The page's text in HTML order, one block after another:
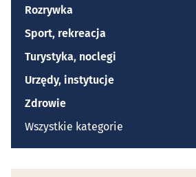
Rozrywka
Sport, rekreacja
Turystyka, noclegi
Urzędy, instytucje
Zdrowie
Wszystkie kategorie